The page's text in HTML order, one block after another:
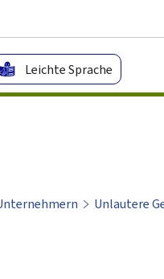
Leichte Sprache
Unlautere